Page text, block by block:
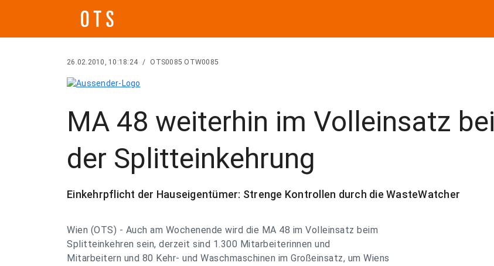
26.02.2010, 10:18:24 / OTS0085 OTW0085
MA 48 weiterhin im Volleinsatz bei
der Splitteinkehrung
Einkehrpflicht der Hauseigentümer: Strenge Kontrollen durch die WasteWatcher
Wien (OTS) - Auch am Wochenende wird die MA 48 im Volleinsatz beim
Splitteinkehren sein, derzeit sind 1.300 Mitarbeiterinnen und
Mitarbeitern und 80 Kehr- und Waschmaschinen im Großeinsatz, um Wiens